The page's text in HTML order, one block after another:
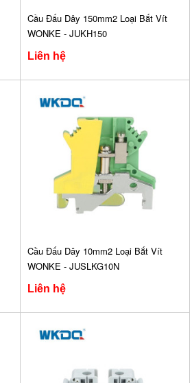
Cầu Đấu Dây 150mm2 Loại Bắt Vít
WONKE - JUKH150
Liên hệ
Cầu Đấu Dây 10mm2 Loại Bắt Vít
WONKE - JUSLKG10N
Liên hệ